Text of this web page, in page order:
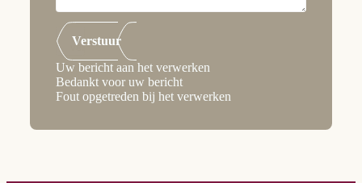
Verstuur
Uw bericht aan het verwerken
Bedankt voor uw bericht
Fout opgetreden bij het verwerken